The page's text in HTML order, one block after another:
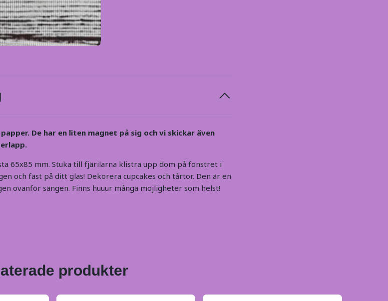
De har en liten magnet på sig och vi skickar även
65x85 mm. Stuka till fjärilarna klistra upp dom på fönstret i
och fäst på ditt glas! Dekorera cupcakes och tårtor. Den är en
ovanför sängen. Finns huuur många möjligheter som helst!
produkter